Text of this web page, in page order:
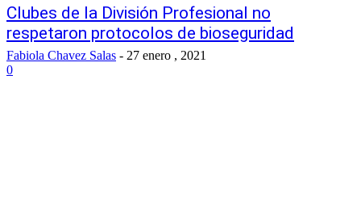
Clubes de la División Profesional no
respetaron protocolos de bioseguridad
Fabiola Chavez Salas - 27 enero , 2021
0